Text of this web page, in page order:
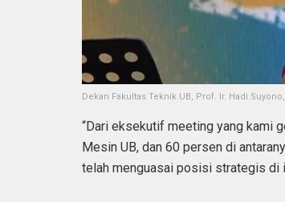
Dekan Fakultas Teknik UB, Prof. Ir. Hadi
“Dari eksekutif meeting yang kami
Mesin UB, dan 60 persen di
telah menguasai posisi strategis di